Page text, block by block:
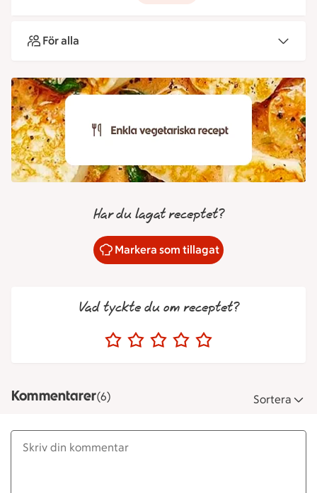
För alla
Har du lagat receptet?
Markera som tillagat
Vad tyckte du om receptet?
Kommentarer(6) Sortera